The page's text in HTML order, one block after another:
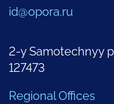
id@opora.ru
2-y Samotechnyy
127473
Regional Offices